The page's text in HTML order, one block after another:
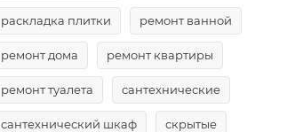
раскладка плитки ремонт ванной
ремонт дома ремонт квартиры
ремонт туалета сантехнические
сантехнический шкаф скрытые